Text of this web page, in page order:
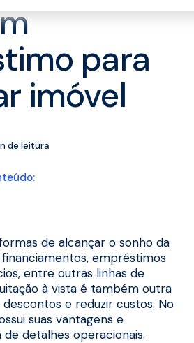
para
imóvel
de leitura
de alcançar o sonho da
empréstimos
entre outras linhas de
à vista é também outra
e reduzir custos. No
suas vantagens e
detalhes operacionais.